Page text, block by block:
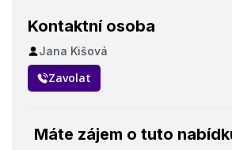
docházkový bonus
Požadavky
ochotu pracovat výhradně v noci, dobrý
manuální zručnost a pečlivost
Kontaktní osoba
Jana Kišová
Zavolat
Máte zájem o tuto